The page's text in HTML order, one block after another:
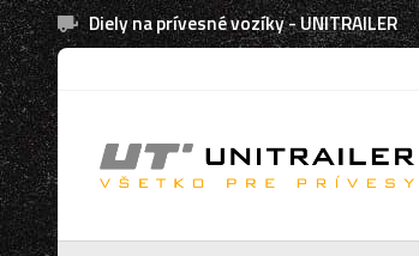
Diely na prívesné vozíky - UNITRAILER